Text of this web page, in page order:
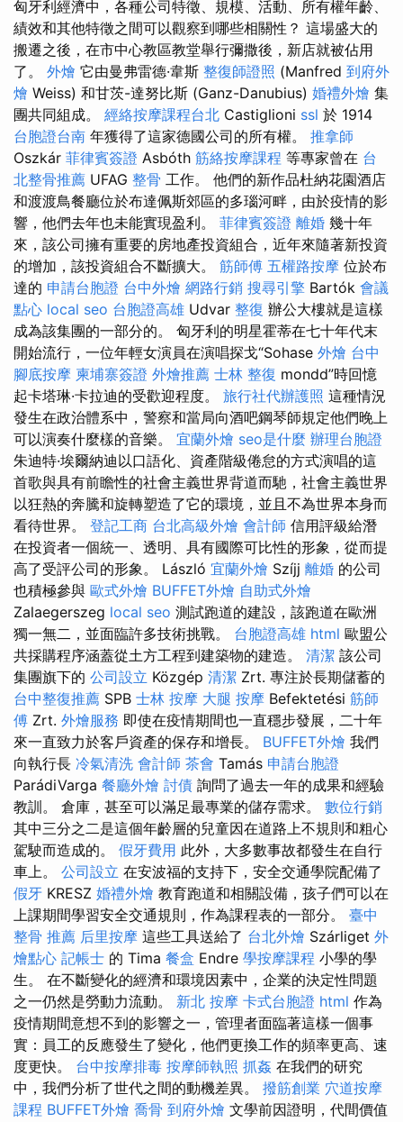
匈牙利經濟中，各種公司特徵、規模、活動、所有權年齡、
績效和其他特徵之間可以觀察到哪些相關性？ 這場盛大的
搬遷之後，在市中心教區教堂舉行彌撒後，新店就被佔用
了。 外燴 它由曼弗雷德·韋斯 整復師證照 (Manfred 到府外
燴 Weiss) 和甘茨-達努比斯 (Ganz-Danubius) 婚禮外燴 集
團共同組成。 經絡按摩課程台北 Castiglioni ssl 於 1914
台胞證台南 年獲得了這家德國公司的所有權。 推拿師
Oszkár 菲律賓簽證 Asbóth 筋絡按摩課程 等專家曾在 台
北整骨推薦 UFAG 整骨 工作。 他們的新作品杜納花園酒店
和渡渡鳥餐廳位於布達佩斯郊區的多瑙河畔，由於疫情的影
響，他們去年也未能實現盈利。 菲律賓簽證 離婚 幾十年
來，該公司擁有重要的房地產投資組合，近年來隨著新投資
的增加，該投資組合不斷擴大。 筋師傅 五權路按摩 位於布
達的 申請台胞證 台中外燴 網路行銷 搜尋引擎 Bartók 會議
點心 local seo 台胞證高雄 Udvar 整復 辦公大樓就是這樣
成為該集團的一部分的。 匈牙利的明星霍蒂在七十年代末
開始流行，一位年輕女演員在演唱探戈“Sohase 外燴 台中
腳底按摩 柬埔寨簽證 外燴推薦 士林 整復 mondd”時回憶
起卡塔琳·卡拉迪的受歡迎程度。 旅行社代辦護照 這種情況
發生在政治體系中，警察和當局向酒吧鋼琴師規定他們晚上
可以演奏什麼樣的音樂。 宜蘭外燴 seo是什麼 辦理台胞證
朱迪特·埃爾納迪以口語化、資產階級倦怠的方式演唱的這
首歌與具有前瞻性的社會主義世界背道而馳，社會主義世界
以狂熱的奔騰和旋轉塑造了它的環境，並且不為世界本身而
看待世界。 登記工商 台北高級外燴 會計師 信用評級給潛
在投資者一個統一、透明、具有國際可比性的形象，從而提
高了受評公司的形象。 László 宜蘭外燴 Szíjj 離婚 的公司
也積極參與 歐式外燴 BUFFET外燴 自助式外燴
Zalaegerszeg local seo 測試跑道的建設，該跑道在歐洲
獨一無二，並面臨許多技術挑戰。 台胞證高雄 html 歐盟公
共採購程序涵蓋從土方工程到建築物的建造。 清潔 該公司
集團旗下的 公司設立 Közgép 清潔 Zrt. 專注於長期儲蓄的
台中整復推薦 SPB 士林 按摩 大腿 按摩 Befektetési 筋師
傅 Zrt. 外燴服務 即使在疫情期間也一直穩步發展，二十年
來一直致力於客戶資產的保存和增長。 BUFFET外燴 我們
向執行長 冷氣清洗 會計師 茶會 Tamás 申請台胞證
ParádiVarga 餐廳外燴 討債 詢問了過去一年的成果和經驗
教訓。 倉庫，甚至可以滿足最專業的儲存需求。 數位行銷
其中三分之二是這個年齡層的兒童因在道路上不規則和粗心
駕駛而造成的。 假牙費用 此外，大多數事故都發生在自行
車上。 公司設立 在安波福的支持下，安全交通學院配備了
假牙 KRESZ 婚禮外燴 教育跑道和相關設備，孩子們可以在
上課期間學習安全交通規則，作為課程表的一部分。 臺中
整骨 推薦 后里按摩 這些工具送給了 台北外燴 Szárliget 外
燴點心 記帳士 的 Tima 餐盒 Endre 學按摩課程 小學的學
生。 在不斷變化的經濟和環境因素中，企業的決定性問題
之一仍然是勞動力流動。 新北 按摩 卡式台胞證 html 作為
疫情期間意想不到的影響之一，管理者面臨著這樣一個事
實：員工的反應發生了變化，他們更換工作的頻率更高、速
度更快。 台中按摩排毒 按摩師執照 抓姦 在我們的研究
中，我們分析了世代之間的動機差異。 撥筋創業 穴道按摩
課程 BUFFET外燴 喬骨 到府外燴 文學前因證明，代間價值